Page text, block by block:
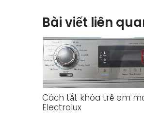
Bài viết liên
Cách tắt khóa trẻ em
Electrolux